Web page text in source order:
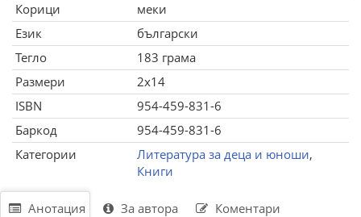
Корици
меки
Език
български
Тегло
183 грама
Размери
2x14
ISBN
954-459-831-6
Баркод
954-459-831-6
Категории
Литература за деца и юноши,
Книги
Анотация За автора Коментари